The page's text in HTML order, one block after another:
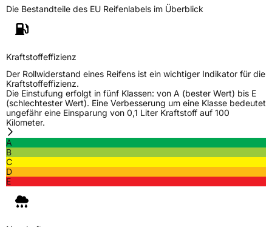
FahrzeugartTransporter
SchlauchtypTL
ZustandNeureifen
C-Reifen
EU Label
Die Bestandteile des EU Reifenlabels im Überblick
Kraftstoffeffizienz
Der Rollwiderstand eines Reifens ist ein wichtiger Indikator für die
Kraftstoffeffizienz.
Die Einstufung erfolgt in fünf Klassen: von A (bester Wert) bis E
(schlechtester Wert). Eine Verbesserung um eine Klasse bedeutet
ungefähr eine Einsparung von 0,1 Liter Kraftstoff auf 100
Kilometer.
A
B
C
D
E